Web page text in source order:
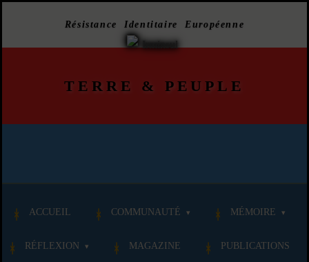
Résistance Identitaire Européenne
TERRE & PEUPLE
ACCUEIL COMMUNAUTÉ MÉMOIRE
RÉFLEXION MAGAZINE PUBLICATIONS